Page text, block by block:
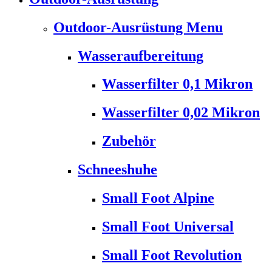
Outdoor-Ausrüstung Menu
Wasseraufbereitung
Wasserfilter 0,1 Mikron
Wasserfilter 0,02 Mikron
Zubehör
Schneeshuhe
Small Foot Alpine
Small Foot Universal
Small Foot Revolution